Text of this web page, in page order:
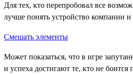
Для тех, кто перепробовал все
лучше понять устройство компании
Смешать элементы
Может показаться, что в игре
и успеха достигают те, кто не